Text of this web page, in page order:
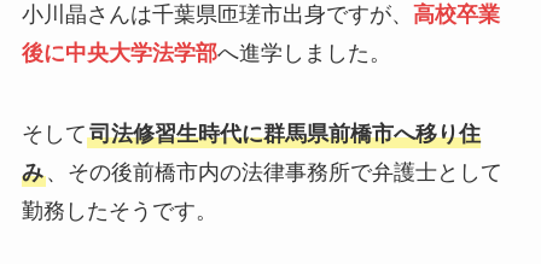
小川晶さんは千葉県匝瑳市出身ですが、 高校卒業
後に中央大学法学部へ進学しました。
そして司法修習生時代に群馬県前橋市へ移り住
み、その後前橋市内の法律事務所で弁護士として
勤務したそうです。